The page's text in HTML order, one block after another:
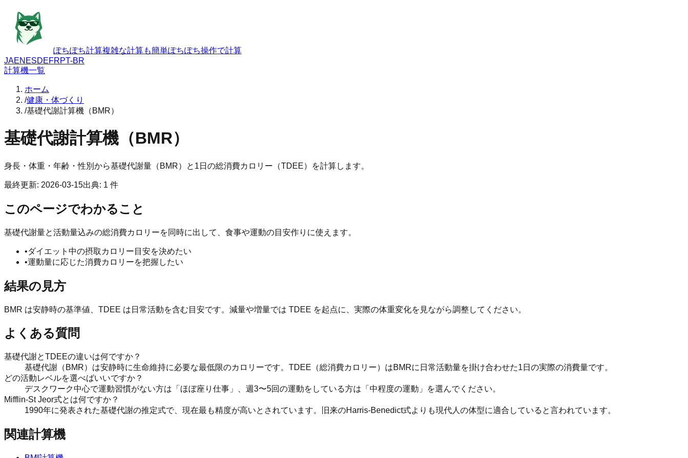
ぽちぽち計算複雑な計算も簡単ぽちぽち操作で計算
JAEN ESDEFRPT-BR
計算機一覧
ホーム
/健康・体づくり
/基礎代謝計算機（BMR）
基礎代謝計算機（BMR）
身長・体重・年齢・性別から基礎代謝量（BMR）と1日の総消費カロリー（TDEE）を計算します。
最終更新: 2026-03-15出典: 1 件
このページでわかること
基礎代謝量と活動量込みの総消費カロリーを同時に出して、食事や運動の目安作りに使えます。
•ダイエット中の摂取カロリー目安を決めたい
•運動量に応じた消費カロリーを把握したい
結果の見方
BMR は安静時の基準値、TDEE は日常活動を含む目安です。減量や増量では TDEE を起点に、実際の体重変化を見ながら調整してください。
よくある質問
基礎代謝とTDEEの違いは何ですか？
基礎代謝（BMR）は安静時に生命維持に必要な最低限のカロリーです。TDEE（総消費カロリー）はBMRに日常活動量を掛け合わせた1日の実際の消費量です。
どの活動レベルを選べばいいですか？
デスクワーク中心で運動習慣がない方は「ほぼ座り仕事」、週3〜5回の運動をしている方は「中程度の運動」を選んでください。
Mifflin-St Jeor式とは何ですか？
1990年に発表された基礎代謝の推定式で、現在最も精度が高いとされています。旧来のHarris-Benedict式よりも現代人の体型に適合していると言われています。
関連計算機